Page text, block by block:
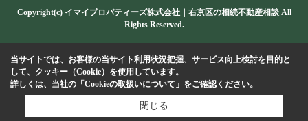
Copyright(c) イマイプロパティーズ株式会社｜右京区の相続不動産相談 All
Rights Reserved.
当サイトでは、お客様の当サイト利用状況把握、サービス向上検討を目的と
して、クッキー（Cookie）を使用しています。
詳しくは、当社の 「Cookieの取扱いについて」 をご確認ください。
閉じる